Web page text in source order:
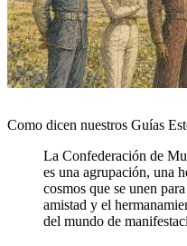
Como dicen nuestros Guías
La Confederación de
es una agrupación, una
cosmos que se unen
amistad y el
del mundo de